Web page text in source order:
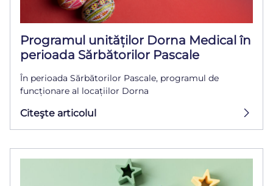
Programul unităților Dorna Medical în
perioada Sărbătorilor Pascale
În perioada Sărbătorilor Pascale, programul de
funcționare al locațiilor Dorna
Citeşte articolul